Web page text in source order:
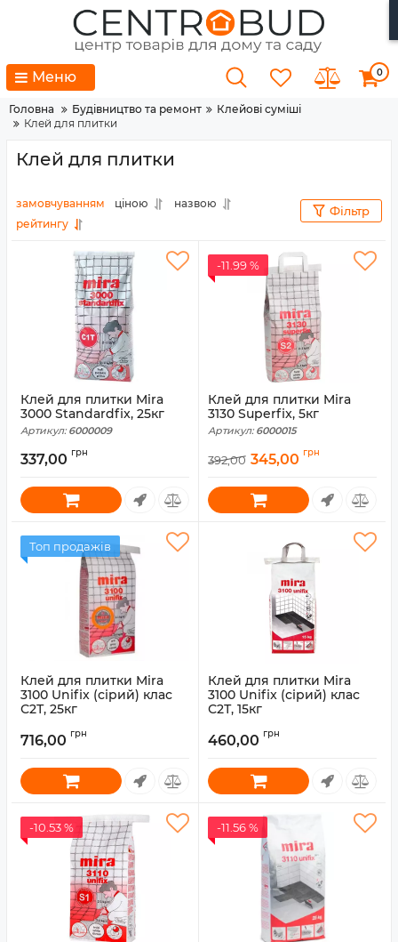
Меню 0
Головна Будівництво та ремонт
Клейові суміші
Клей для плитки
Клей для плитки
замовчуванням ціною
назвою
рейтингу
Фільтр
Клей для плитки Mira
3000 Standardfix, 25кг
Артикул: 6000009
337,00 грн
-11.99 %
Клей для плитки Mira
3130 Superfix, 5кг
Артикул: 6000015
392,00 345,00 грн
Топ продажів
Клей для плитки Mira
3100 Unifix (сірий) клас
С2Т, 25кг
716,00 грн
Клей для плитки Mira
3100 Unifix (сірий) клас
С2Т, 15кг
460,00 грн
-10.53 % -11.56 %